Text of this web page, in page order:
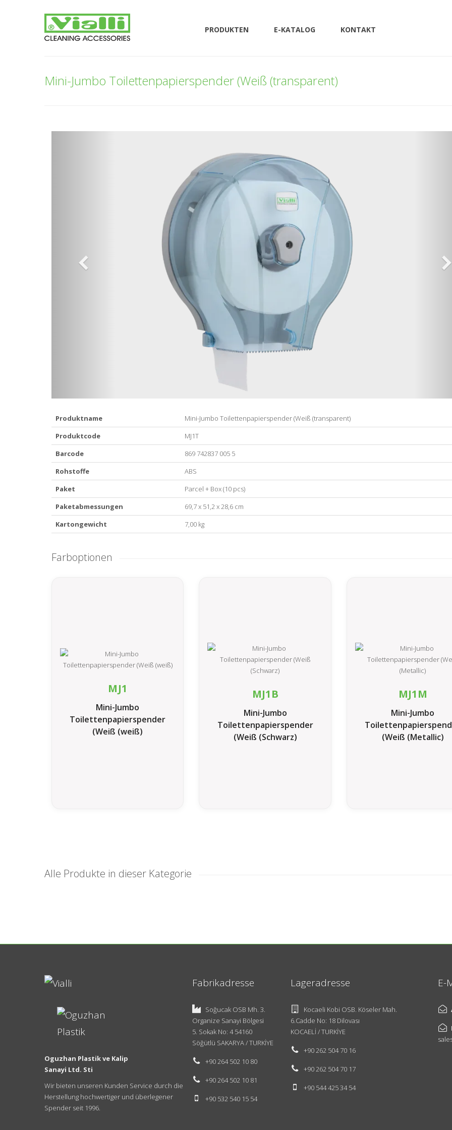
PRODUKTEN E-KATALOG KONTAKT
Mini-Jumbo Toilettenpapierspender (Weiß (transparent)
Produktname
Mini-Jumbo Toilettenpapierspender (Weiß (transparent)
Produktcode
MJ1T
Barcode
869 742837 005 5
Rohstoffe
ABS
Paket
Parcel + Box (10 pcs)
Paketabmessungen
69,7 x 51,2 x 28,6 cm
Kartongewicht
7,00 kg
Farboptionen
MJ1
Mini-Jumbo
Toilettenpapierspender
(Weiß (weiß)
MJ1B
Mini-Jumbo
Toilettenpapierspender
(Weiß (Schwarz)
MJ1M
Mini-Jumbo
(Weiß (Metallic)
Alle Produkte in dieser Kategorie
Oguzhan Plastik ve Kalip
Sanayi Ltd. Sti
Wir bieten unseren Kunden Service durch die
Herstellung hochwertiger und überlegener
Spender seit 1996.
Fabrikadresse
Soğucak OSB Mh. 3.
Organize Sanayi Bölgesi
5. Sokak No: 4 54160
Söğütlü SAKARYA / TURKİYE
+90 264 502 10 80
+90 264 502 10 81
+90 532 540 15 54
Lageradresse
Kocaeli Kobi OSB. Köseler Mah.
6.Cadde No: 18 Dilovası
KOCAELİ / TURKİYE
+90 262 504 70 16
+90 262 504 70 17
+90 544 425 34 54
E-